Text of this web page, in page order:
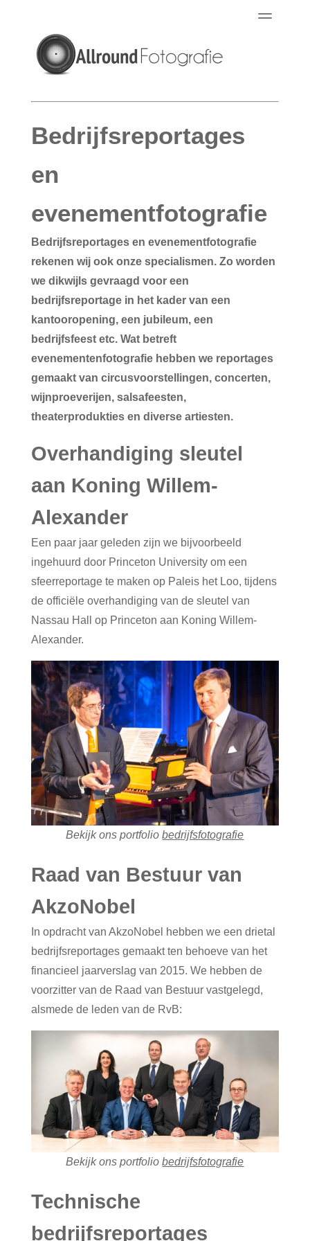
Portfolio Reviews Over
Bedrijfsreportages
en
evenementfotografie
Bedrijfsreportages en evenementfotografie
rekenen wij ook onze specialismen. Zo worden
we dikwijls gevraagd voor een
bedrijfsreportage in het kader van een
kantooropening, een jubileum, een
bedrijfsfeest etc. Wat betreft
evenementenfotografie hebben we reportages
gemaakt van circusvoorstellingen, concerten,
wijnproeverijen, salsafeesten,
theaterprodukties en diverse artiesten.
Overhandiging sleutel
aan Koning Willem-
Alexander
Een paar jaar geleden zijn we bijvoorbeeld
ingehuurd door Princeton University om een
sfeerreportage te maken op Paleis het Loo, tijdens
de officiële overhandiging van de sleutel van
Nassau Hall op Princeton aan Koning Willem-
Alexander.
Bekijk ons portfoliobedrijfsfotografie
Raad van Bestuur van
AkzoNobel
In opdracht van AkzoNobel hebben we een drietal
bedrijfsreportages gemaakt ten behoeve van het
financieel jaarverslag van 2015. We hebben de
voorzitter van de Raad van Bestuur vastgelegd,
alsmede de leden van de RvB:
Bekijk ons portfoliobedrijfsfotografie
Technische
bedrijfsreportages